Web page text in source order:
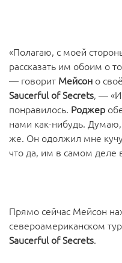
«Полагаю, с моей
рассказать им обоим о
— говорит Мейсон о
Saucerful of Secrets, —
понравилось. Роджер
нами как-нибудь.
же. Он одолжил мне
что да, им в самом деле
Прямо сейчас Мейсон
североамериканском
Saucerful of Secrets.